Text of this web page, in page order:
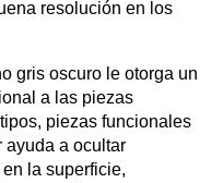
resolución en los
gris oscuro le otorga un
a las piezas
piezas funcionales
ayuda a ocultar
la superficie,